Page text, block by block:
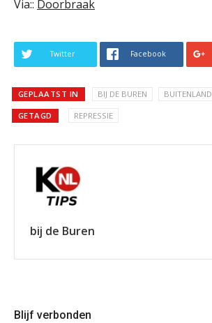
Via:: Doorbraak
Twitter Facebook
GEPLAATST IN BIJ DE BUREN BUITENLAND
GETAGD REPRESSIE
bij de Buren
Blijf verbonden